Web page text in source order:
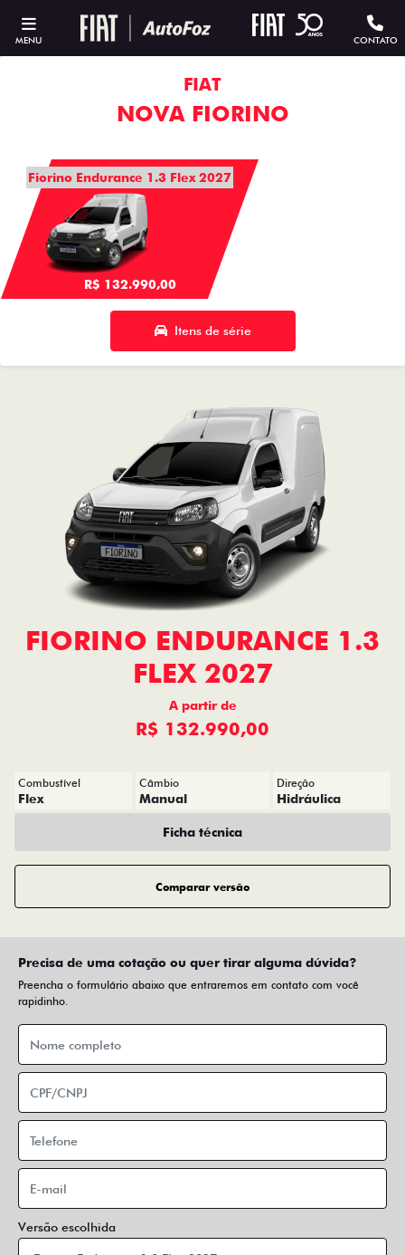
MENU CONTATO
FIAT
NOVA FIORINO
Fiorino Endurance 1.3 Flex 2027
R$ 132.990,00
Itens de série
FIORINO ENDURANCE 1.3
FLEX 2027
A partir de
R$ 132.990,00
Combustível
Flex
Câmbio
Manual
Direção
Hidráulica
Ficha técnica
Comparar versão
Precisa de uma cotação ou quer tirar alguma dúvida?
Preencha o formulário abaixo que entraremos em contato com você
rapidinho.
Versão escolhida